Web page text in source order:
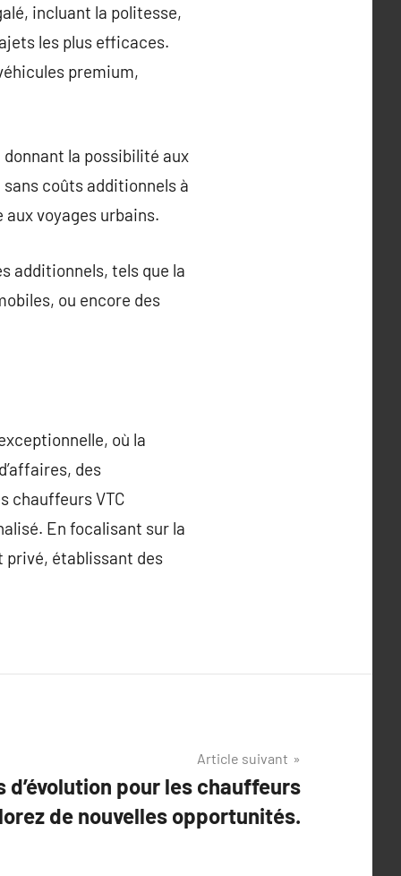
incluant la politesse,
les plus efficaces.
premium,
la possibilité aux
coûts additionnels à
aux voyages urbains.
additionnels, tels que la
ou encore des
où la
des
chauffeurs VTC
En focalisant sur la
privé, établissant des
Article suivant
pour les chauffeurs
de nouvelles opportunités.